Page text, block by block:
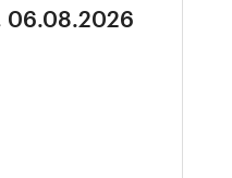
06.08.2026